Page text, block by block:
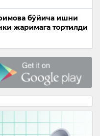
бўйича ишни
жаримага тортилди